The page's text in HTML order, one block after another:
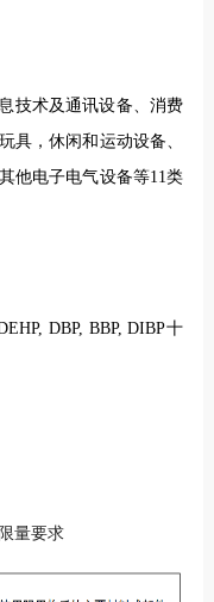
技术及通讯设备、消费
具，休闲和运动设备、
他电子电气设备等11类
DBP, BBP, DIBP十
量要求